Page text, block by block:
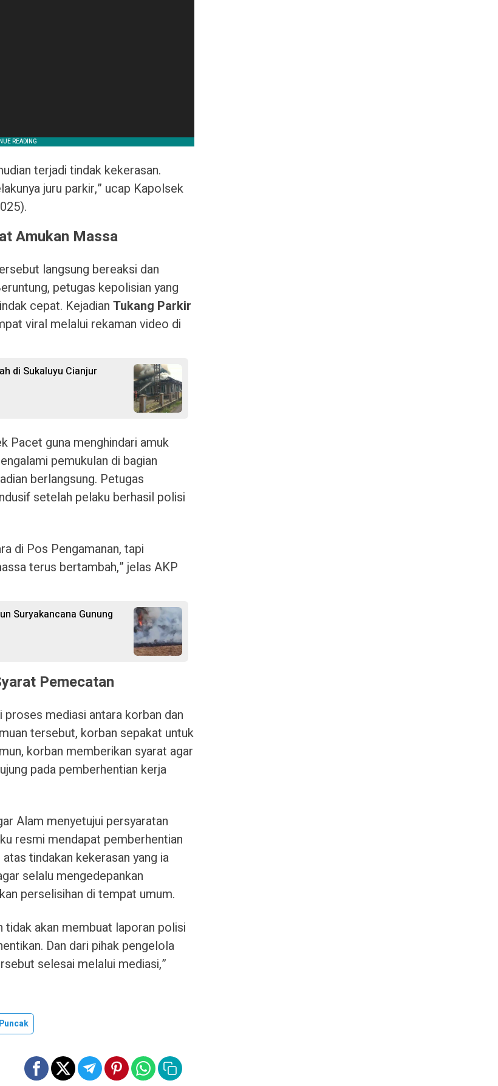
terjadi tindak kekerasan.
juru parkir,” ucap Kapolsek
Amukan Massa
langsung bereaksi dan
petugas kepolisian yang
cepat. Kejadian Tukang Parkir
viral melalui rekaman video di
di Sukaluyu Cianjur
Pacet guna menghindari amuk
pemukulan di bagian
berlangsung. Petugas
setelah pelaku berhasil polisi
di Pos Pengamanan, tapi
terus bertambah,” jelas AKP
Suryakancana Gunung
Pemecatan
mediasi antara korban dan
tersebut, korban sepakat untuk
korban memberikan syarat agar
pada pemberhentian kerja
Alam menyetujui persyaratan
resmi mendapat pemberhentian
tindakan kekerasan yang ia
selalu mengedepankan
perselisihan di tempat umum.
tidak akan membuat laporan polisi
Dan dari pihak pengelola
selesai melalui mediasi,”
Puncak